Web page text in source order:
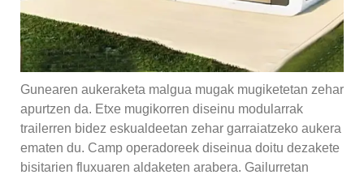
Gunearen aukeraketa malgua mugak mugiketetan zehar
apurtzen da. Etxe mugikorren diseinu modularrak
trailerren bidez eskualdeetan zehar garraiatzeko aukera
ematen du. Camp operadoreek diseinua doitu dezakete
bisitarien fluxuaren aldaketen arabera. Gailurretan